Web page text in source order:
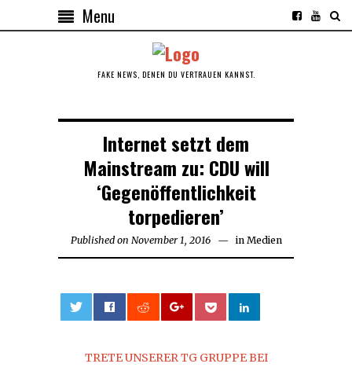
Menu
FAKE NEWS, DENEN DU VERTRAUEN KANNST.
Internet setzt dem
Mainstream zu: CDU will
‘Gegenöffentlichkeit
torpedieren’
Published on November 1, 2016May in Medien
TRETE UNSERER TG GRUPPE BEI